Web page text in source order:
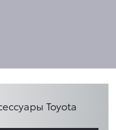
Toyota